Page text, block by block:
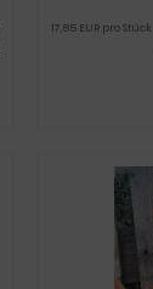
17,85 EUR pro Stück